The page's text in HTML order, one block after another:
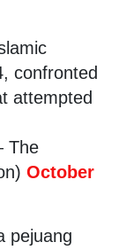
confronted
attempted
October
pejuang